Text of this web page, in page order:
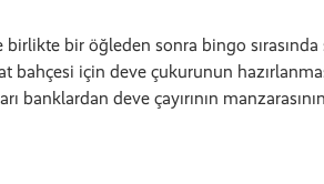
bir öğleden sonra bingo sırasında
için deve çukurunun
deve çayırının manzarasının